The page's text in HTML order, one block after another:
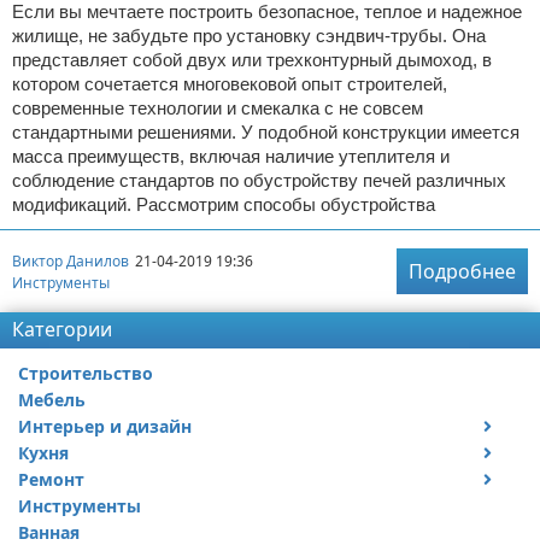
Если вы мечтаете построить безопасное, теплое и надежное
жилище, не забудьте про установку сэндвич-трубы. Она
представляет собой двух или трехконтурный дымоход, в
котором сочетается многовековой опыт строителей,
современные технологии и смекалка с не совсем
стандартными решениями. У подобной конструкции имеется
масса преимуществ, включая наличие утеплителя и
соблюдение стандартов по обустройству печей различных
модификаций. Рассмотрим способы обустройства
Виктор Данилов 21-04-2019 19:36
Инструменты
Подробнее
Категории
Строительство
Мебель
Интерьер и дизайн
Дизайн дачи
Дизайн квартиры
Кухня
Посуда
Ремонт
Ремонт дачи
Ремонт квартиры
Инструменты
Ванная